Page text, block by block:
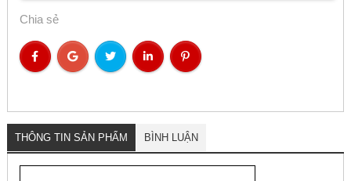
Chia sẻ
THÔNG TIN SẢN PHẨM BÌNH LUẬN